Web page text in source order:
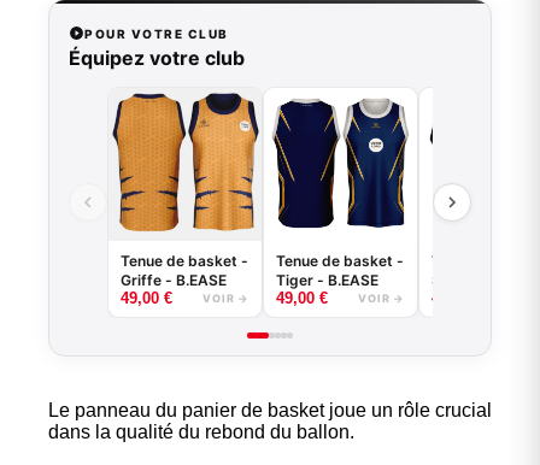
POUR VOTRE CLUB
Équipez votre club
Tenue de basket -
Griffe - B.EASE
49,00 € VOIR →
Tenue de basket -
Tiger - B.EASE
49,00 € VOIR →
Tenue de
Splash -
49,00
Le panneau du panier de basket joue un rôle crucial
dans la qualité du rebond du ballon.